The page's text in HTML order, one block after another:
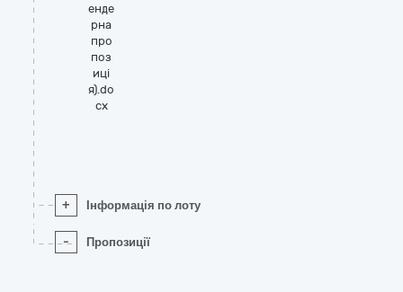
енде
рна
про
поз
иці
я).do
cx
+ Інформація по лоту
- Пропозиції